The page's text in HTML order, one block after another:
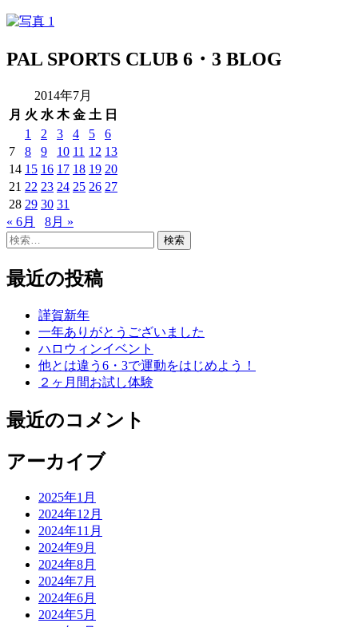
PAL SPORTS CLUB 6・3 BLOG
2014年7月
月 火 水 木 金 土 日
1
2 3 4 5
6
7
8 9 10 11 12 13
14 15 16 17 18 19 20
21 22 23 24 25 26 27
28 29 30 31
« 6月
8月 »
検
最近の投稿
謹賀新年
一年ありがとうございました
ハロウィンイベント
他とは違う6・3で運動をはじめよう！
２ヶ月間お試し体験
最近のコメント
アーカイブ
2025年1月
2024年12月
2024年11月
2024年9月
2024年8月
2024年7月
2024年6月
2024年5月